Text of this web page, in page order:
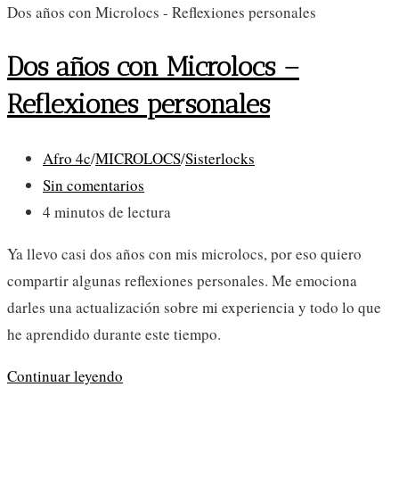
Dos años con Microlocs - Reflexiones personales
Dos años con Microlocs –
Reflexiones personales
Categoría
de
la
Afro 4c/MICROLOCS/Sisterlocks
Comentarios
de
entrada:
Sin comentarios
Tiempo
lectura:
4 minutos de lectura
Ya llevo casi dos años con mis microlocs, por eso quiero
compartir algunas reflexiones personales. Me emociona
darles una actualización sobre mi experiencia y todo lo que
he aprendido durante este tiempo.
Continuar leyendo